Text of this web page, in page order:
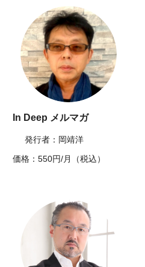
In Deep メルマガ
発行者：岡靖洋
価格：550円/月（税込）